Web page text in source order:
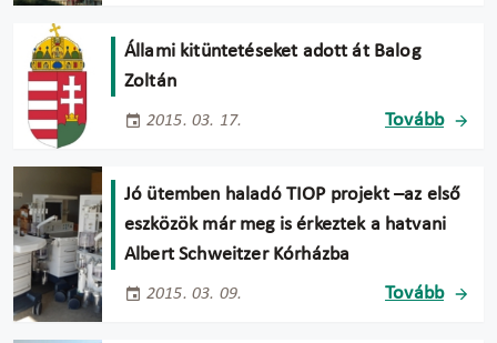
Állami kitüntetéseket adott át Balog
Zoltán
2015. 03. 17. Tovább
Jó ütemben haladó TIOP projekt –az első
eszközök már meg is érkeztek a hatvani
Albert Schweitzer Kórházba
2015. 03. 09. Tovább